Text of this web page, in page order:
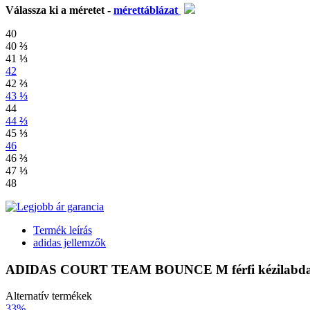
Válassza ki a méretet - mérettáblázat
40
40 ⅔
41 ⅓
42
42 ⅔
43 ⅓
44
44 ⅔
45 ⅓
46
46 ⅔
47 ⅓
48
Termék leírás
adidas jellemzők
ADIDAS COURT TEAM BOUNCE M férfi
Alternatív termékek